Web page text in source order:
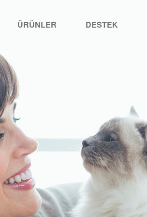
ÜRÜNLER DESTEK